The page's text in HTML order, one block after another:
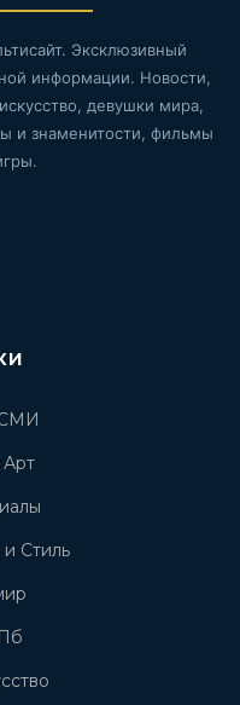
Эксклюзивный
информации. Новости,
девушки мира,
и знаменитости, фильмы
Арт
Стиль